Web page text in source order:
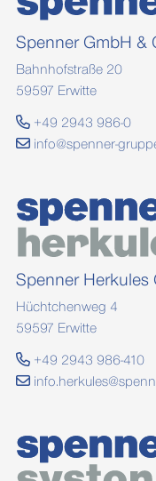
Spenner GmbH &
Bahnhofstraße 20
59597 Erwitte
+49 2943 986-0
info@spenner-
Spenner Herkules
Hüchtchenweg 4
59597 Erwitte
+49 2943 986-410